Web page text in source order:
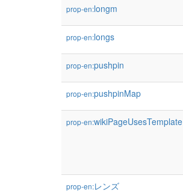
prop-en:longm
prop-en:longs
prop-en:pushpin
prop-en:pushpinMap
prop-en:wikiPageUsesTemplate
prop-en:レンズ